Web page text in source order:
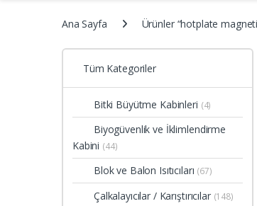
Ana Sayfa Ürünler “hotplate
Tüm Kategoriler
Bitki Büyütme Kabinleri (4)
Biyogüvenlik ve İklimlendirme
Kabini (44)
Blok ve Balon Isıtıcıları (67)
Çalkalayıcılar / Karıştırıcılar (148)